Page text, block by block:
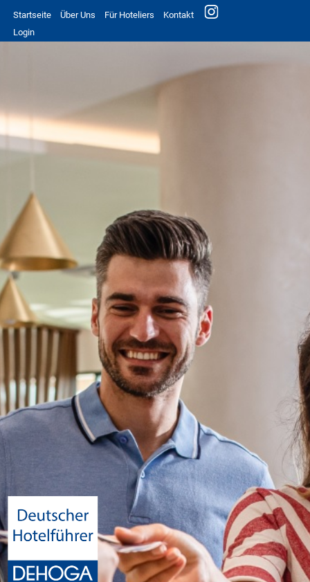
Startseite Über Uns Für Hoteliers
Kontakt
Login